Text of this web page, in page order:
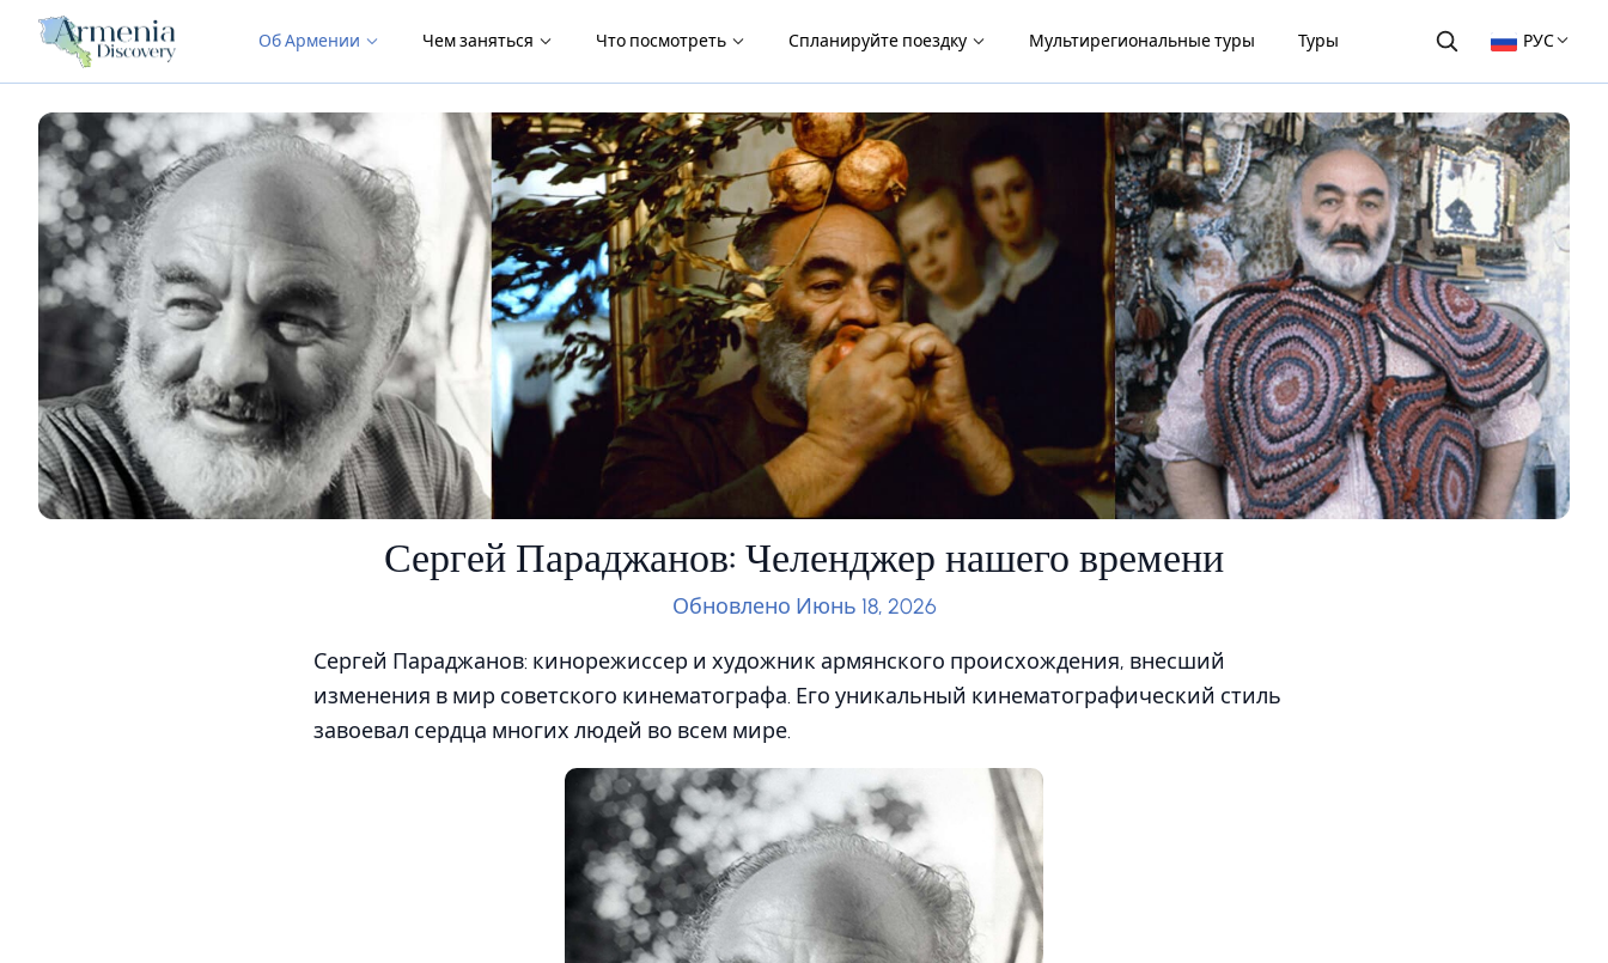
Об Армении Чем заняться Что посмотреть Спланируйте поездку Мультирегиональные туры Туры РУС
Сергей Параджанов: Челенджер нашего времени
Обновлено Июнь 18, 2026
Сергей Параджанов: кинорежиссер и художник армянского происхождения, внесший
изменения в мир советского кинематографа. Его уникальный кинематографический стиль
завоевал сердца многих людей во всем мире.